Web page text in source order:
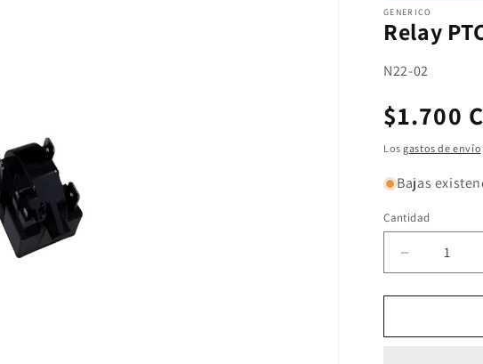
GENERICO
Relay
SKU:
N22-02
Precio
$1.700
Los gastos de envío
Bajas
Cantidad
Reducir
cantidad
para
PTC